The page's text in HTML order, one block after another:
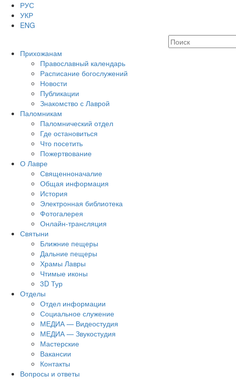
РУС
УКР
ENG
Прихожанам
Православный календарь
Расписание богослужений
Новости
Публикации
Знакомство с Лаврой
Паломникам
Паломнический отдел
Где остановиться
Что посетить
Пожертвование
О Лавре
Священноначалие
Общая информация
История
Электронная библиотека
Фотогалерея
Онлайн-трансляция
Святыни
Ближние пещеры
Дальние пещеры
Храмы Лавры
Чтимые иконы
3D Тур
Отделы
Отдел информации
Социальное служение
МЕДИА — Видеостудия
МЕДИА — Звукостудия
Мастерские
Вакансии
Контакты
Вопросы и ответы